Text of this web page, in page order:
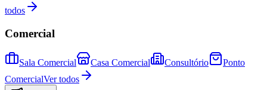
todos
Comercial
Sala Comercial Casa Comercial Consultório
Ponto
ComercialVer todos